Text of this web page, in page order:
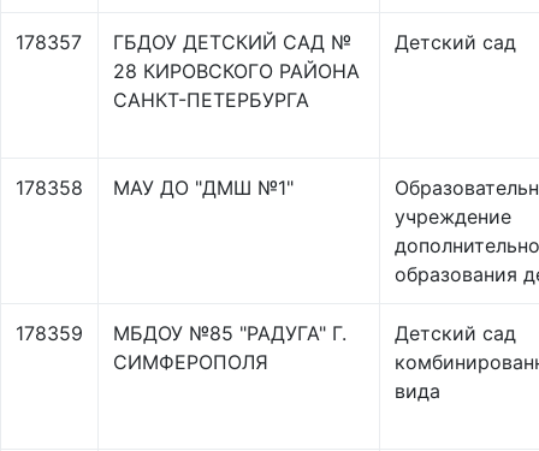
178357
ГБДОУ ДЕТСКИЙ САД №
28 КИРОВСКОГО РАЙОНА
САНКТ-ПЕТЕРБУРГА
Детский сад
178358 МАУ ДО "ДМШ №1"
учреждение
образования
178359
МБДОУ №85 "РАДУГА" Г.
СИМФЕРОПОЛЯ
Детский сад
вида